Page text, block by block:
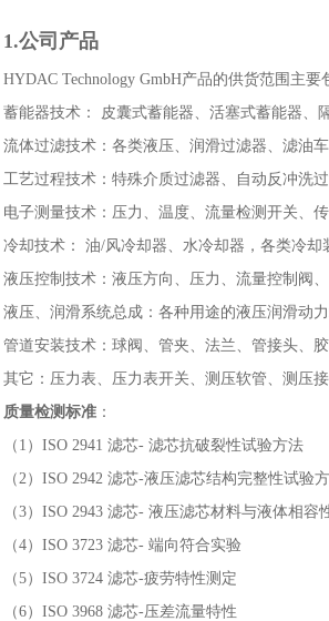
1.公司产品
HYDAC Technology GmbH产品的供货范围主要
蓄能器技术： 皮囊式蓄能器、活塞式蓄能器、
流体过滤技术：各类液压、润滑过滤器、滤油
工艺过程技术：特殊介质过滤器、自动反冲洗过
电子测量技术：压力、温度、流量检测开关、
冷却技术： 油/风冷却器、水冷却器，各类冷却
液压控制技术：液压方向、压力、流量控制阀、
液压、润滑系统总成：各种用途的液压润滑动
管道安装技术：球阀、管夹、法兰、管接头、胶
其它：压力表、压力表开关、测压软管、测压
质量检测标准 ：
（1）ISO 2941 滤芯- 滤芯抗破裂性试验方法
（2）ISO 2942 滤芯-液压滤芯结构完整性试验
（3）ISO 2943 滤芯- 液压滤芯材料与液体相容
（4）ISO 3723 滤芯- 端向符合实验
（5）ISO 3724 滤芯-疲劳特性测定
（6）ISO 3968 滤芯-压差流量特性